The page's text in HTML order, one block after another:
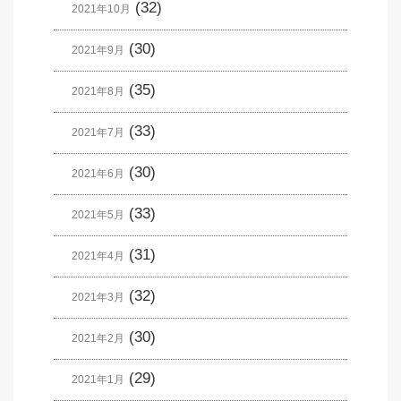
2021年10月 (32)
2021年9月 (30)
2021年8月 (35)
2021年7月 (33)
2021年6月 (30)
2021年5月 (33)
2021年4月 (31)
2021年3月 (32)
2021年2月 (30)
2021年1月 (29)